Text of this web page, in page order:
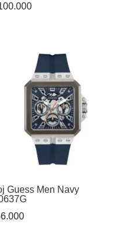
Guess Men Navy